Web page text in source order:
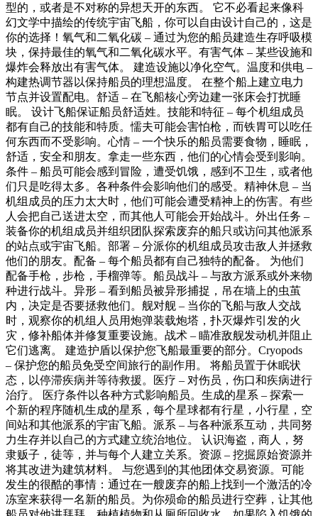
型的，或者是不对称的异想天开的东西。 它不必看起来像科
幻文学中描绘的传统宇宙飞船，你可以自由设计自己的，这是
你的选择！氧气和二氧化碳 – 通过为您的船员建造生存呼吸模
块，保持最佳的氧气和二氧化碳水平。有害气体 – 某些设施和
爆炸会释放出有害气体。 建造设施以净化空气。温度和供电 –
构建热调节器以保持船员的理想温度。 在整个船上建立电力
节点并设置配电。舒适 – 在飞船核心旁边建一张床会打扰睡
眠。 设计飞船保证船员舒适姓。技能和特征 – 每个机组成员
都有自己的技能和特质。懦夫可能会害怕枪，而铁胃可以吃任
何东西而不受影响。心情 – 一个快乐的船员需要食物，睡眠，
舒适，安全和朋友。拿走一些东西，他们的心情会受到影响。
条件 – 船员可能会感到冒险，遭受饥饿，感到不卫生，或者他
们只是吃得太多。各种条件会影响他们的感受。精神休息 – 当
机组成员的压力太大时，他们可能会遭受精神上的伤害。有些
人会把自己送进太空，而其他人可能会开始战斗。外出任务 –
装备你的机组成员并组织团队探索废弃的船只或访问其他派系
的站点或宇宙飞船。部署 – 分派你的机组成员攻击敌人并拯救
他们的朋友。配备 – 每个船员都有自己独特的配备。 为他们
配备手枪，步枪，手榴弹等。船员战斗 – 与敌方派系或外来物
种进行战斗。异形 – 看到船员被异形捕捉，吊在墙上的虫茧
内，决定是否要拯救他们。舰对舰 – 当你的飞船与敌人交战
时，观察你的机组人员用炮弹装载炮塔，扑灭爆炸引发的火
灾，修补船体并修复重要设施。战术 – 瞄准敌舰发动机并阻止
它们逃离。 建造护盾以保护您飞船最重要的部分。Cryopods
– 保护您的船员免受空间旅行的副作用。 将船员置于休眠状
态，以停滞疾病并等待救援。医疗 – 对伤员，伤口和疾病进行
治疗。 医疗条件以各种方式影响船员。生成的星系 – 探索一
个新的程序随机生成的星系，每个星球都有行星，小行星，空
间站和其他派系的宇宙飞船。派系 – 与各种派系互动，共同努
力生存并以自己的方式建立统治地位。 认识海盗，商人，努
隶贩子，徒等，并与每个人建立关系。资源 – 挖掘原始资源并
将其改进为建筑材料。 与您遇到的其他团体交易资源。可能
发生的很酷的事情：通过在一艘废弃的船上找到一个激活的冷
冻室来获得一名新的船员。为你殒命的船员进行空葬，让其他